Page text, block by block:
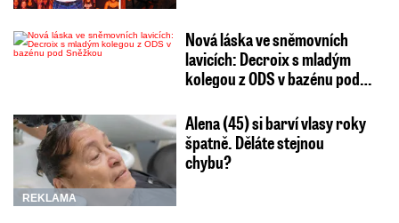
Nová láska ve sněmovních
lavicích: Decroix s mladým
kolegou z ODS v bazénu pod…
REKLAMA
Alena (45) si barví vlasy roky
špatně. Děláte stejnou
chybu?